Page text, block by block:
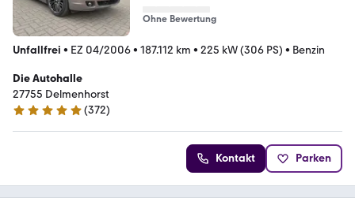
Ohne Bewertung
Unfallfrei • EZ 04/2006• 187.112 km • 225 kW (306 PS) • Benzin
Die Autohalle
27755 Delmenhorst
4.9 Sterne
(372)
Kontakt Parken